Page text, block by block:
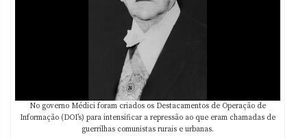
No governo Médici foram criados os Destacamentos de Operação de
Informação (DOI’s) para intensificar a repressão ao que eram chamadas de
guerrilhas comunistas rurais e urbanas.